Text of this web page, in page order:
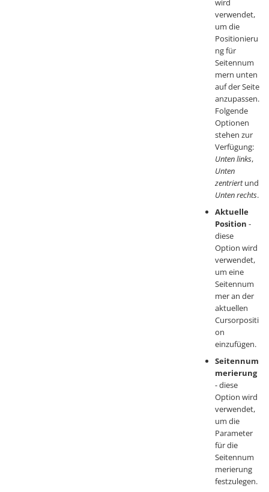
wird
verwendet,
um die
Positionieru
ng für
Seitennum
mern unten
auf der Seite
anzupassen.
Folgende
Optionen
stehen zur
Verfügung:
Unten links,
Unten
zentriertund
Unten rechts.
Aktuelle
Position -
diese
Option wird
verwendet,
um eine
Seitennum
mer an der
aktuellen
Cursorpositi
on
einzufügen.
Seitennum
merierung
- diese
Option wird
verwendet,
um die
Parameter
für die
Seitennum
merierung
festzulegen.